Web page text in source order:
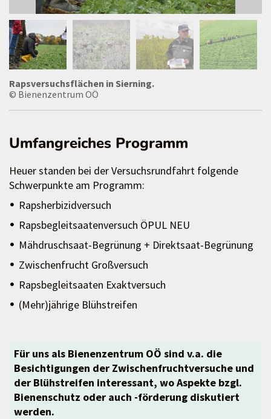
Rapsversuchsflächen in Sierning.
© Bienenzentrum OÖ
Umfangreiches Programm
Heuer standen bei der Versuchsrundfahrt folgende
Schwerpunkte am Programm:
Rapsherbizidversuch
Rapsbegleitsaatenversuch ÖPUL NEU
Mähdruschsaat-Begrünung + Direktsaat-Begrünung
Zwischenfrucht Großversuch
Rapsbegleitsaaten Exaktversuch
(Mehr)jährige Blühstreifen
Für uns als Bienenzentrum OÖ sind v.a. die
Besichtigungen der Zwischenfruchtversuche und
der Blühstreifen interessant, wo Aspekte bzgl.
Bienenschutz oder auch -förderung diskutiert
werden.